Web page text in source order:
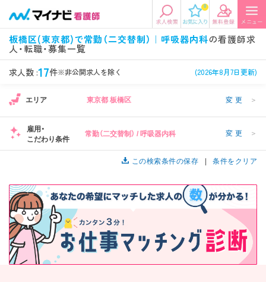
0
板橋区(東京都)で常勤（二交替制）｜呼吸器内科の看護師求
人・転職・募集一覧
求人数 :17件※非公開求人を除く (2026年8月7日更新)
エリアから探す
エリアから探す
関東
東海 関西
九州・沖縄
希望の求人条件を選択
資格
施設形態
病院、クリニック・診療所など
担当業務
病棟、外来など
美容外科、
循環器内科など
未経験歓迎、
土日祝休みなど
年収
年収500万円以上など 正社員、契約社員など
エリア 東京都 板橋区 変更 ＞
雇用・
こだわり条件
常勤（二交替制） / 呼吸器内科 変更 ＞
この検索条件の保存 条件をクリア